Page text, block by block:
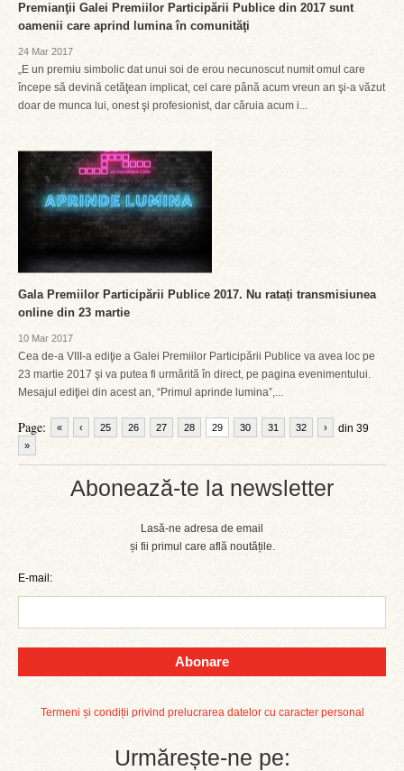
Abonează-te la newsletter
Lasă-ne adresa de email
și fii primul care află noutățile.
E-mail:
Abonare
Termeni și condiții privind prelucrarea datelor cu caracter personal
Urmărește-ne pe:
Premianţii Galei Premiilor Participării Publice din 2017 sunt
oamenii care aprind lumina în comunităţi
24 Mar 2017
„E un premiu simbolic dat unui soi de erou necunoscut numit omul care
începe să devină cetăţean implicat, cel care până acum vreun an şi-a văzut
doar de munca lui, onest şi profesionist, dar căruia acum i...
Gala Premiilor Participării Publice 2017. Nu ratați transmisiunea
online din 23 martie
10 Mar 2017
Cea de-a VIII-a ediţie a Galei Premiilor Participării Publice va avea loc pe
23 martie 2017 şi va putea fi urmărită în direct, pe pagina evenimentului.
Mesajul ediţiei din acest an, “Primul aprinde lumina”,...
Page: « ‹ 25 26 27 28 29 30 31 32 din 39
›
»